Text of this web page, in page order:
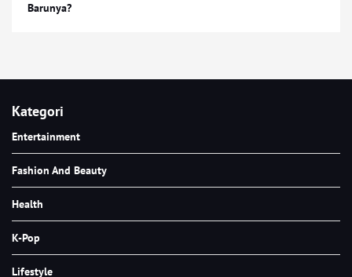
Barunya?
Kategori
Entertainment
Fashion And Beauty
Health
K-Pop
Lifestyle